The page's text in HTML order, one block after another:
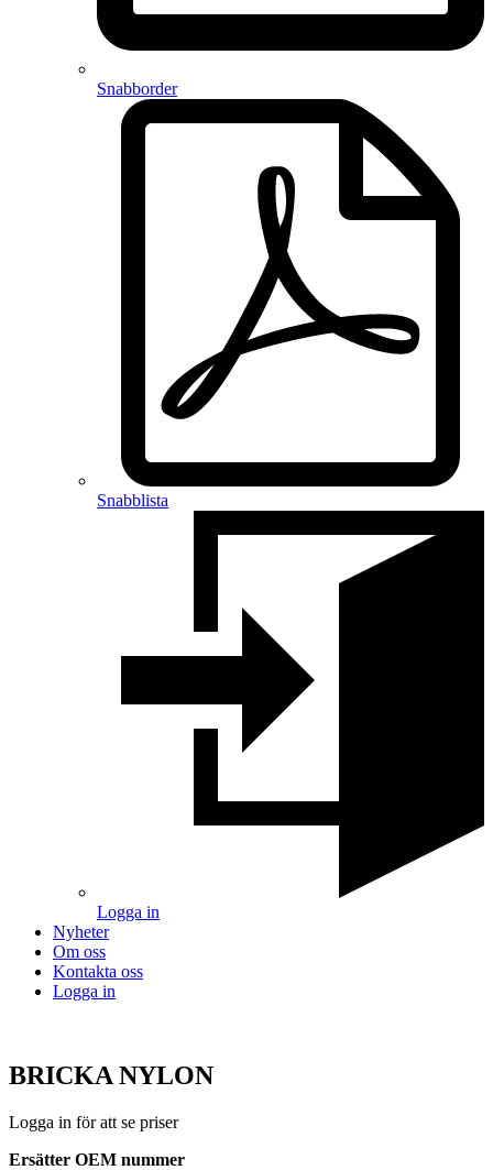
Snabborder
Snabblista
Logga in
Nyheter
Om oss
Kontakta oss
Logga in
BRICKA NYLON
Logga in för att se priser
Ersätter OEM nummer